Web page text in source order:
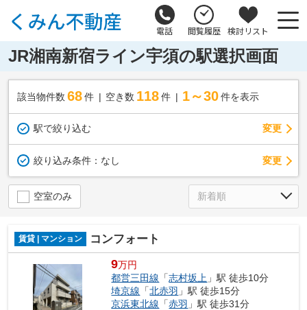
電話 閲覧履歴 検討リスト
JR湘南新宿ライン宇須の駅選択画面
該当物件数 68件 空き数 118 件 1～30 件を表示
駅で絞り込む 変更
絞り込み条件： なし 変更
空室のみ
賃貸 | マンション コンフォート
9万円
都営三田線 「志村坂上 」駅 徒歩10分
埼京線 「北赤羽 」駅 徒歩15分
京浜東北線 「赤羽 」駅 徒歩31分